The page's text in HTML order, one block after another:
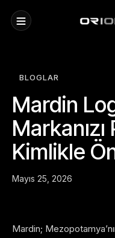
BLOGLAR
Mardin
Kimlikle
Mayıs 25, 2026
Mardin;